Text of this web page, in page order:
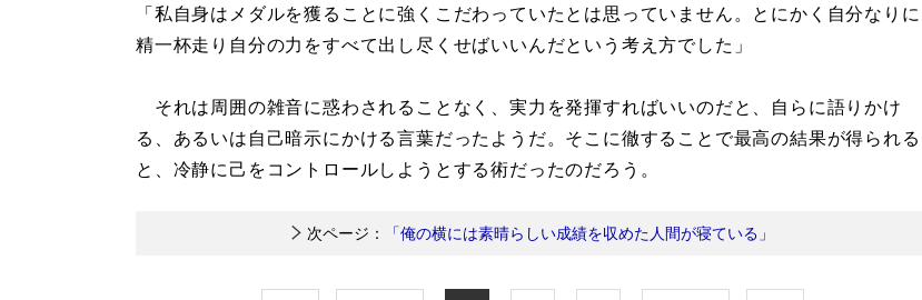
「私自身はメダルを獲ることに強くこだわっていたとは思っていません。とにかく自分なりに
精一杯走り自分の力をすべて出し尽くせばいいんだという考え方でした」
それは周囲の雑音に惑わされることなく、実力を発揮すればいいのだと、自らに語りかけ
る、あるいは自己暗示にかける言葉だったようだ。そこに徹することで最高の結果が得られる
と、冷静に己をコントロールしようとする術だったのだろう。
次ページ： 「俺の横には素晴らしい成績を収めた人間が寝ている」